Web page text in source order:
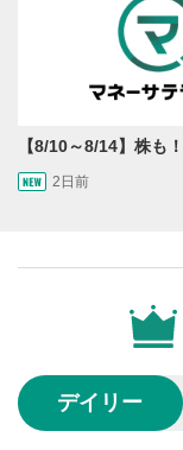
10秒戻し/
10秒、動画を
再生位置を示し
するとその位
スライダーを
8
全画面表示
動画が全画面で
のサイズに戻り
2日前
デイリー